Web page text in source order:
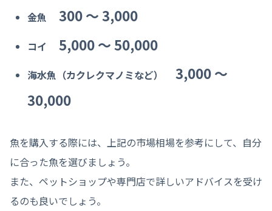
金魚 300 〜 3,000
コイ 5,000 〜 50,000
海水魚（カクレクマノミなど）
3,000 〜
30,000
魚を購入する際には、上記の市場相場を参考にして、自分
に合った魚を選びましょう。
また、ペットショップや専門店で詳しいアドバイスを受け
るのも良いでしょう。